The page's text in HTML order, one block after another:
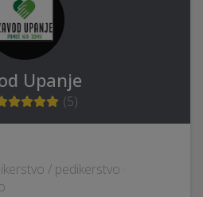
Upanje
(5)
/ pedikerstvo ·